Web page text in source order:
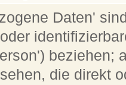
Daten'
beziehen;
die direkt